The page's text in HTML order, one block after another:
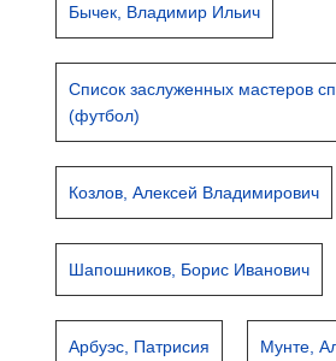
Бычек, Владимир Ильич
Список заслуженных мастеров
(футбол)
Козлов, Алексей Владимирович
Шапошников, Борис Иванович
Арбуэс, Патрисия Мунте,